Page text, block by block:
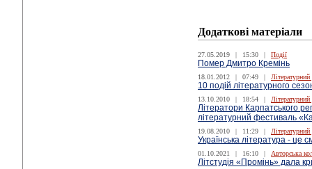
Додаткові матеріали
27.05.2019 | 15:30 | Події
Помер Дмитро Кремінь
18.01.2012 | 07:49 |
10 подій літературного
13.10.2010 | 18:54 |
Літератори Карпатського
літературний фестиваль
19.08.2010 | 11:29 |
Українська література - це
01.10.2021 | 16:10 | Авторська
Літстудія «Промінь» дала